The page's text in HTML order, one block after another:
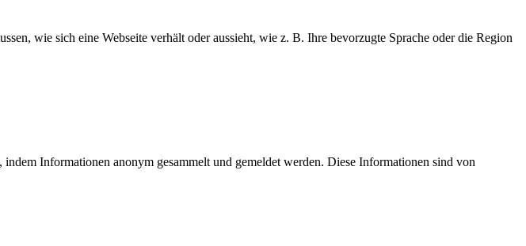
wie sich eine Webseite verhält oder aussieht, wie z. B. Ihre bevorzugte Sprache oder die Region
Informationen anonym gesammelt und gemeldet werden. Diese Informationen sind von